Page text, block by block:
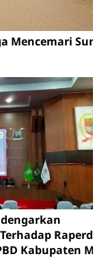
Mencemari
Raperda
Kabupaten